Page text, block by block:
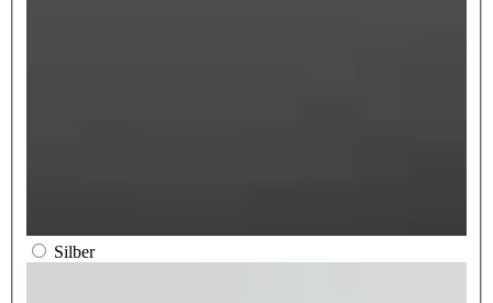
Silber